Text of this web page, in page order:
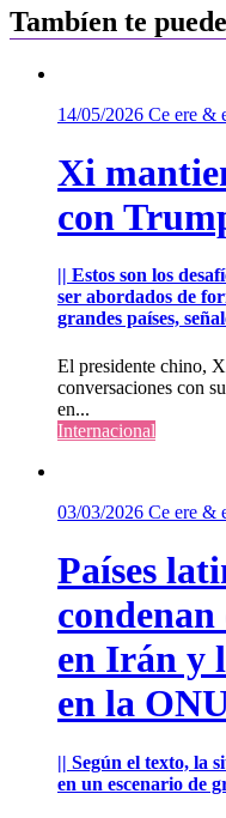
Tambíen te
14/05/2026 Ce ere &
Xi
con
|| Estos son los
ser abordados de
grandes países,
El presidente chino,
conversaciones con
en...
Internacional
03/03/2026 Ce ere &
Países
en Irán y
en la
|| Según el texto, la
en un escenario de